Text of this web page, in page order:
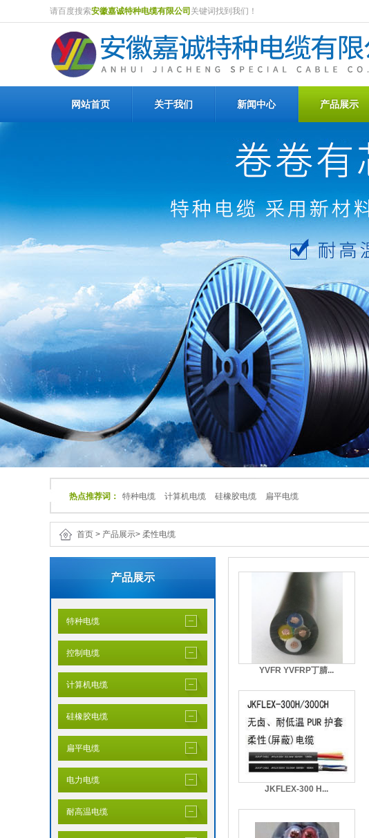
请百度搜索安徽嘉诚特种电缆有限公司 关键词找到我们！
网站首页 关于我们 新闻中心 产品展示
热点推荐词： 特种电缆 计算机电缆 硅橡胶电缆 扁平电缆
首页 > 产品展示> 柔性电缆
产品展示
特种电缆
控制电缆
计算机电缆
硅橡胶电缆
扁平电缆
电力电缆
耐高温电缆
YVFR YVFRP丁腈...
JKFLEX-300 H...